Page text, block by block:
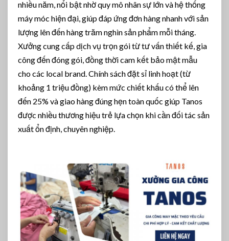
nhiều năm, nổi bật nhờ quy mô nhân sự lớn và hệ thống
máy móc hiện đại, giúp đáp ứng đơn hàng nhanh với sản
lượng lên đến hàng trăm nghìn sản phẩm mỗi tháng.
Xưởng cung cấp dịch vụ trọn gói từ tư vấn thiết kế, gia
công đến đóng gói, đồng thời cam kết bảo mật mẫu
cho các local brand. Chính sách đặt sỉ linh hoạt (từ
khoảng 1 triệu đồng) kèm mức chiết khấu có thể lên
đến 25% và giao hàng đúng hẹn toàn quốc giúp Tanos
được nhiều thương hiệu trẻ lựa chọn khi cần đối tác sản
xuất ổn định, chuyên nghiệp.